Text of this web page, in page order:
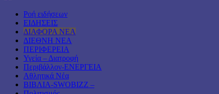
Ροή ειδήσεων
ΕΙΔΗΣΕΙΣ
ΔΙΑΦΟΡΑ ΝΕΑ
ΔΙΕΘΝΗ ΝΕΑ
ΠΕΡΙΦΕΡΕΙΑ
Υγεία – Διατροφή
Περιβάλλον-ΕΝΕΡΓΕΙΑ
Αθλητικά Νέα
ΒΙΒΛΙΑ-SWOBIZZ –